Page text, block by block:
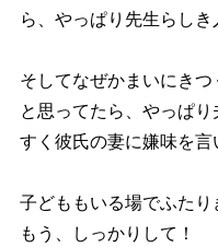
ら、やっぱり先生らしき
そしてなぜかまいにき
と思ってたら、やっぱ
すく彼氏の妻に嫌味を言
子どももいる場でふた
もう、しっかりして！